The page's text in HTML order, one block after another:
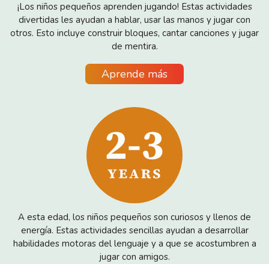
¡Los niños pequeños aprenden jugando! Estas actividades
divertidas les ayudan a hablar, usar las manos y jugar con
otros. Esto incluye construir bloques, cantar canciones y jugar
de mentira.
Aprende más
A esta edad, los niños pequeños son curiosos y llenos de
energía. Estas actividades sencillas ayudan a desarrollar
habilidades motoras del lenguaje y a que se acostumbren a
jugar con amigos.